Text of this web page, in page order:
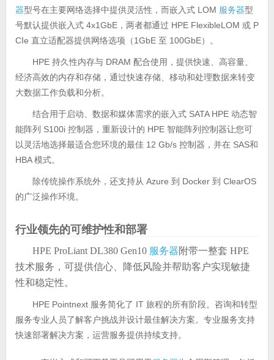
器型号在主要网络选择中提供灵活性，而嵌入式 LOM 服务器型
号默认提供嵌入式 4x1GbE，两者都通过 HPE FlexibleLOM 或 P
CIe 直立适配器提供网络选项（1GbE 至 100GbE）
。
HPE 持久性内存与 DRAM 配合使用，提供快速、高容量、
经济高效的内存和存储，通过快速存储、移动和处理数据来转变
大数据工作负载和分析。
结合用于启动、数据和媒体需求的嵌入式 SATA HPE 动态智
能阵列 S100i 控制器，重新设计的 HPE 智能阵列控制器让您可
以灵活地选择最适合您环境的最佳 12 Gb/s 控制器，并在 SAS和
HBA 模式。
除传统操作系统外，还支持从 Azure 到 Docker 到 ClearOS
的广泛操作环境。
行业领先的可维护性和部署
HPE ProLiant DL380 Gen10 服务器附带一整套 HPE
技术服务，可提供信心、降低风险并帮助客户实现敏捷
性和稳定性。
HPE Pointnext 服务简化了 IT 旅程的所有阶段。咨询和转型
服务专业人员了解客户挑战并设计最佳解决方案。专业服务支持
快速部署解决方案，运营服务提供持续支持。